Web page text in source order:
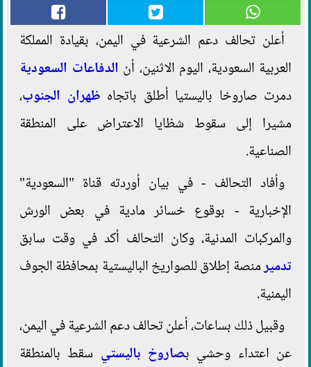
أعلن تحالف دعم الشرعية في اليمن، بقيادة المملكة
العربية السعودية، اليوم الاثنين، أن الدفاعات السعودية
دمرت صاروخا باليستيا أطلق باتجاه ظهران الجنوب،
مشيرا إلى سقوط شظايا الاعتراض على المنطقة
الصناعية.
وأفاد التحالف - في بيان أوردته قناة "السعودية"
الإخبارية - بوقوع خسائر مادية في بعض الورش
والمركبات المدنية، وكان التحالف أكد في وقت سابق
تدميرمنصة إطلاق للصواريخ الباليستية بمحافظة الجوف
اليمنية.
وقبيل ذلك بساعات، أعلن تحالف دعم الشرعية في اليمن،
عن اعتداء وحشي بصاروخ باليستي سقط بالمنطقة